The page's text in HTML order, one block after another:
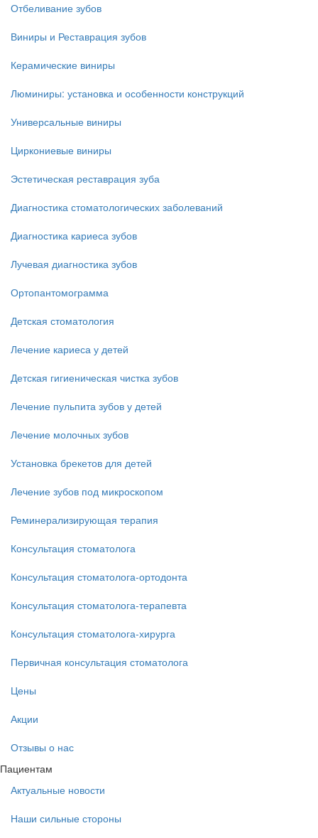
Отбеливание зубов
Виниры и Реставрация зубов
Керамические виниры
Люминиры: установка и особенности конструкций
Универсальные виниры
Циркониевые виниры
Эстетическая реставрация зуба
Диагностика стоматологических заболеваний
Диагностика кариеса зубов
Лучевая диагностика зубов
Ортопантомограмма
Детская стоматология
Лечение кариеса у детей
Детская гигиеническая чистка зубов
Лечение пульпита зубов у детей
Лечение молочных зубов
Установка брекетов для детей
Лечение зубов под микроскопом
Реминерализирующая терапия
Консультация стоматолога
Консультация стоматолога-ортодонта
Консультация стоматолога-терапевта
Консультация стоматолога-хирурга
Первичная консультация стоматолога
Цены
Акции
Отзывы о нас
Пациентам
Актуальные новости
Наши сильные стороны